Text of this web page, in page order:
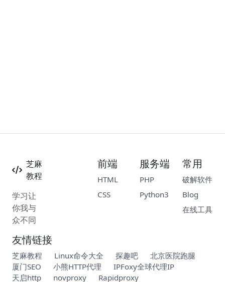
芝麻
教程
学习让
你我与
众不同
前端
HTML
CSS
服务端
PHP
Python3
常用
破解软件
Blog
在线工具
友情链接
芝麻教程 Linux命令大全 探趣吧
北京医院跑腿
厦门SEO
小熊HTTP代理
IPFoxy全球代理IP
天启http
novproxy Rapidproxy